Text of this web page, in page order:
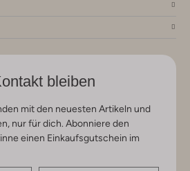
bleiben
mit den neuesten Artikeln und
nur für dich. Abonniere den
einen Einkaufsgutschein im